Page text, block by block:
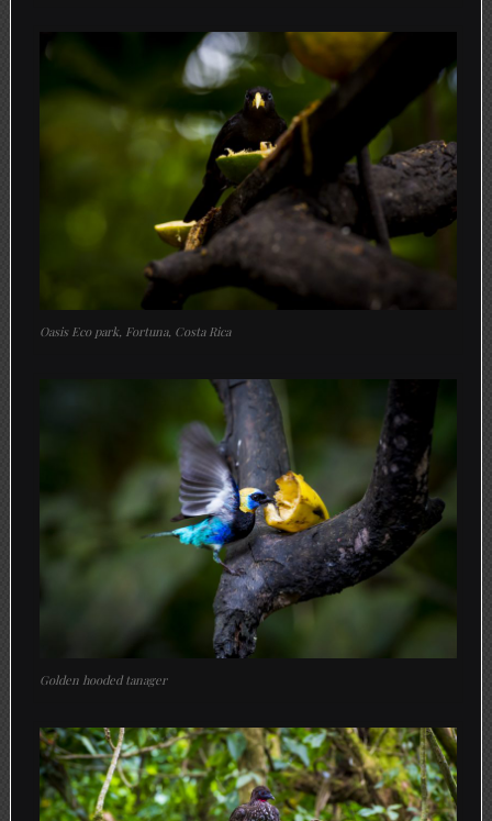
Oasis Eco park, Fortuna, Costa Rica
Golden hooded tanager